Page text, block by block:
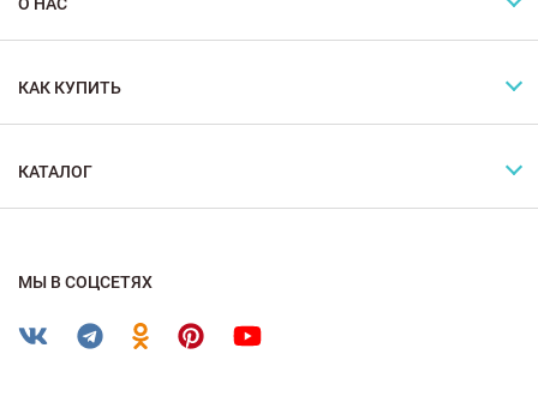
КАК КУПИТЬ
КАТАЛОГ
МЫ В СОЦСЕТЯХ